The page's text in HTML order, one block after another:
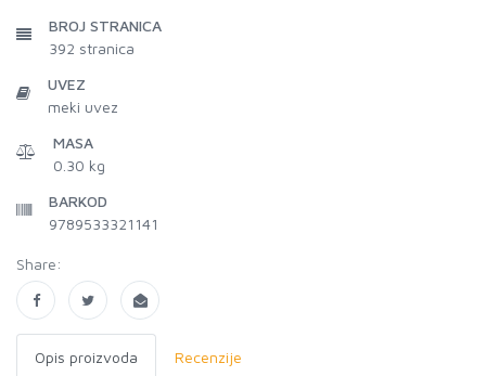
BROJ STRANICA
392 stranica
UVEZ
meki uvez
MASA
0.30 kg
BARKOD
9789533321141
Share:
Opis proizvoda Recenzije